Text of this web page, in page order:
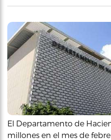
El Departamento de
millones en el mes de